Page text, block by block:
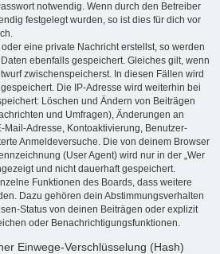
notwendig. Wenn durch den Betreiber
festgelegt wurden, so ist dies für dich vor
eine private Nachricht erstellst, so werden
ebenfalls gespeichert. Gleiches gilt, wenn
zwischenspeicherst. In diesen Fällen wird
Die IP-Adresse wird weiterhin bei
Löschen und Ändern von Beiträgen
und Umfragen), Änderungen an
Mail-Adresse, Kontoaktivierung, Benutzer-
Anmeldeversuche. Die von deinem Browser
(User Agent) wird nur in der „Wer
und nicht dauerhaft gespeichert.
Funktionen des Boards, dass weitere
Dazu gehören dein Abstimmungsverhalten
Status von deinen Beiträgen oder explizit
oder Benachrichtigungsfunktionen.
Einwege-Verschlüsselung (Hash)